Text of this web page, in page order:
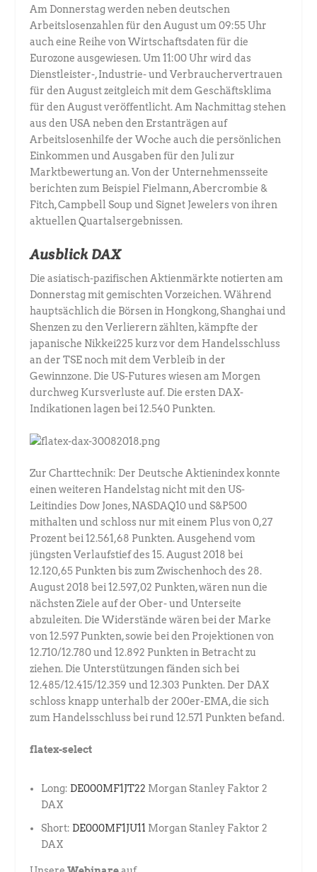
Am Donnerstag werden neben deutschen
Arbeitslosenzahlen für den August um 09:55 Uhr
auch eine Reihe von Wirtschaftsdaten für die
Eurozone ausgewiesen. Um 11:00 Uhr wird das
Dienstleister-, Industrie- und Verbrauchervertrauen
für den August zeitgleich mit dem Geschäftsklima
für den August veröffentlicht. Am Nachmittag stehen
aus den USA neben den Erstanträgen auf
Arbeitslosenhilfe der Woche auch die persönlichen
Einkommen und Ausgaben für den Juli zur
Marktbewertung an. Von der Unternehmensseite
berichten zum Beispiel Fielmann, Abercrombie &
Fitch, Campbell Soup und Signet Jewelers von ihren
aktuellen Quartalsergebnissen.
Ausblick DAX
Die asiatisch-pazifischen Aktienmärkte notierten am
Donnerstag mit gemischten Vorzeichen. Während
hauptsächlich die Börsen in Hongkong, Shanghai und
Shenzen zu den Verlierern zählten, kämpfte der
japanische Nikkei225 kurz vor dem Handelsschluss
an der TSE noch mit dem Verbleib in der
Gewinnzone. Die US-Futures wiesen am Morgen
durchweg Kursverluste auf. Die ersten DAX-
Indikationen lagen bei 12.540 Punkten.
Zur Charttechnik: Der Deutsche Aktienindex konnte
einen weiteren Handelstag nicht mit den US-
Leitindies Dow Jones, NASDAQ10 und S&P500
mithalten und schloss nur mit einem Plus von 0,27
Prozent bei 12.561,68 Punkten. Ausgehend vom
jüngsten Verlaufstief des 15. August 2018 bei
12.120,65 Punkten bis zum Zwischenhoch des 28.
August 2018 bei 12.597,02 Punkten, wären nun die
nächsten Ziele auf der Ober- und Unterseite
abzuleiten. Die Widerstände wären bei der Marke
von 12.597 Punkten, sowie bei den Projektionen von
12.710/12.780 und 12.892 Punkten in Betracht zu
ziehen. Die Unterstützungen fänden sich bei
12.485/12.415/12.359 und 12.303 Punkten. Der DAX
schloss knapp unterhalb der 200er-EMA, die sich
zum Handelsschluss bei rund 12.571 Punkten befand.
flatex-select
Long: DE000MF1JT22 Morgan Stanley Faktor 2
DAX
Short: DE000MF1JU11 Morgan Stanley Faktor 2
DAX